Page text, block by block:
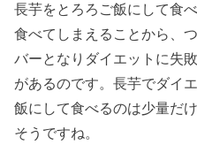
長芋をとろろご飯にして食
食べてしまえることから、
バーとなりダイエットに失
があるのです。長芋でダイ
飯にして食べるのは少量だ
そうですね。